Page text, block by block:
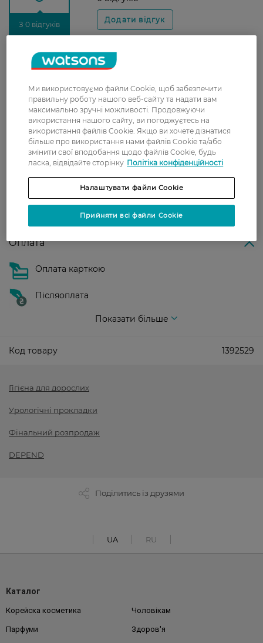
З 0 відгуків
Доставка
Нова пошта
У відділення Нової пошти - 99 грн,
безкоштовно від 699 грн
Укрпошта
Вартість доставки - 79 грн, безкоштовна
доставка від - 599 грн
Забрати сьогодні в магазині Watsons
Вартість доставки - 0 грн
Показати більше
Оплата
Оплата карткою
Післяоплата
Показати більше
Код товару 1392529
Гігієна для дорослих
Урологічні прокладки
Фінальний розпродаж
DEPEND
Поділитись із друзями
UA RU
Каталог
Корейска косметика Чоловікам
Парфуми Здоров'я
Ми використовуємо файли Cookie, щоб забезпечити
правильну роботу нашого веб-сайту та надати вам
максимально зручні можливості. Продовжуючи
використання нашого сайту, ви погоджуєтесь на
використання файлів Cookie. Якщо ви хочете дізнатися
більше про використання нами файлів Cookie та/або
змінити свої вподобання щодо файлів Cookie, будь
ласка, відвідайте сторінку Політіка конфіденційності
Налаштувати файли Cookie
Прийняти всі файли Cookie